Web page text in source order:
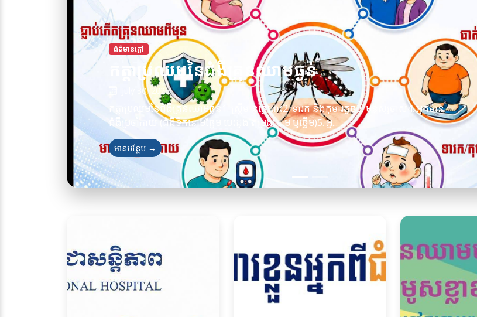
ព័ត៌មានក្តៅ
កត្តាប្រឈមនៃជំងឺគ្រុនឈាមធ្ងន់
July 30, 2026
កត្តាប្រឈមនៃជំងឺគ្រុនឈាមធ្ងន់1. ស្ត្រីមានផ្ទៃពោះ2. ទារក និងកុមារតូច3. មនុស្សចាស់4. អ្នកមាន
ជំងឺប្រចាំកាយ (ជំងឺទឹកនោមផ្អែម បេះដូង តម្រងនោម ឬថ្លើម)5. អ្ន...
អានបន្ថែម →